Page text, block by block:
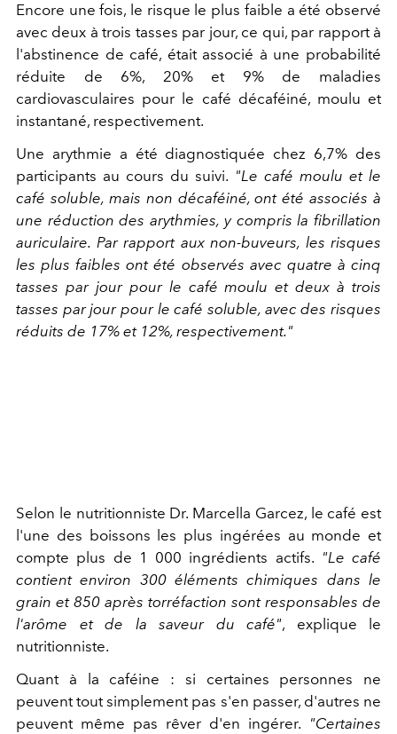
Encore une fois, le risque le plus faible a été observé
avec deux à trois tasses par jour, ce qui, par rapport à
l'abstinence de café, était associé à une probabilité
réduite de 6%, 20% et 9% de maladies
cardiovasculaires pour le café décaféiné, moulu et
instantané, respectivement.
Une arythmie a été diagnostiquée chez 6,7% des
participants au cours du suivi. "Le café moulu et le
café soluble, mais non décaféiné, ont été associés à
une réduction des arythmies, y compris la fibrillation
auriculaire. Par rapport aux non-buveurs, les risques
les plus faibles ont été observés avec quatre à cinq
tasses par jour pour le café moulu et deux à trois
tasses par jour pour le café soluble, avec des risques
réduits de 17% et 12%, respectivement."
Selon le nutritionniste Dr. Marcella Garcez, le café est
l'une des boissons les plus ingérées au monde et
compte plus de 1 000 ingrédients actifs. "Le café
contient environ 300 éléments chimiques dans le
grain et 850 après torréfaction sont responsables de
l'arôme et de la saveur du café", explique le
nutritionniste.
Quant à la caféine : si certaines personnes ne
peuvent tout simplement pas s'en passer, d'autres ne
peuvent même pas rêver d'en ingérer. "Certaines